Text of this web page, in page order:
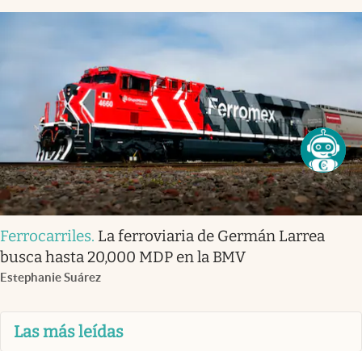
Ferrocarriles. La ferroviaria de Germán Larrea
busca hasta 20,000 MDP en la BMV
Estephanie Suárez
Las más leídas